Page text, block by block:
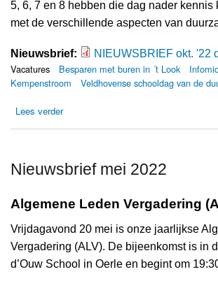
5, 6, 7 en 8 hebben die dag nader kennis
met de verschillende aspecten van
Nieuwsbrief:
NIEUWSBRIEF okt. '22
NIEUWSBRIEF okt. '22
Vacatures Besparen met buren in ´t Look
Kempenstroom
Veldhovense schooldag van de
Lees verder
over Nieuwsbrief oktober 2022
Nieuwsbrief mei 2022
Algemene Leden Vergadering
Vrijdagavond 20 mei is onze jaarlijkse
Vergadering (ALV). De bijeenkomst is in
d’Ouw School in Oerle en begint om